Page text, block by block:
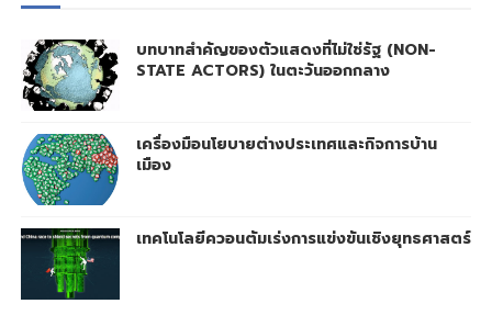
บทบาทสำคัญของตัวแสดงที่ไม่ใช่รัฐ (NON-
STATE ACTORS) ในตะวันออกกลาง
เครื่องมือนโยบายต่างประเทศและกิจการบ้าน
เมือง
เทคโนโลยีควอนตัมเร่งการแข่งขันเชิงยุทธศาสตร์